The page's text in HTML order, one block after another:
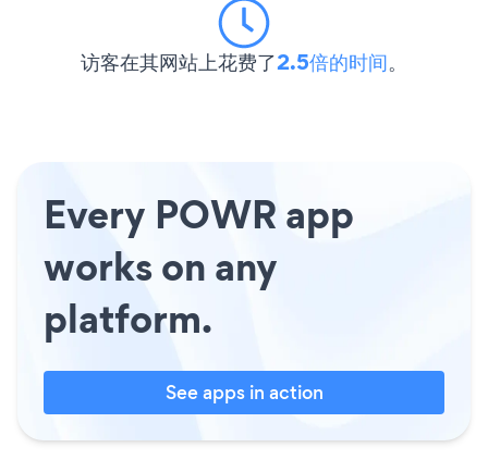
访客在其网站上花费了2.5倍的时间。
Every POWR app
works on any
platform.
See apps in action